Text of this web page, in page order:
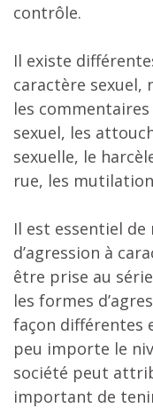
contrôle.
Il existe
caractère sexuel,
les
sexuel, les
sexuelle, le
rue, les
Il est essentiel
d’agression à
être prise au
les formes
façon différentes
peu importe le
société peut
important de